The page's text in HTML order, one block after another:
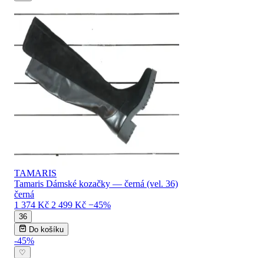
TAMARIS
Tamaris Dámské kozačky — černá (vel. 36)
černá
1 374 Kč 2 499 Kč −45%
36
Do košíku
-45%
♡